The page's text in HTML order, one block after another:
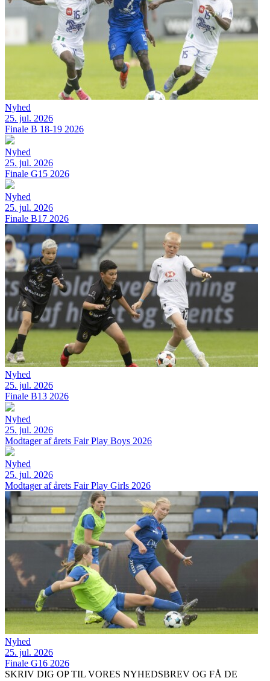
Nyhed
25. jul. 2026
Finale B 18-19 2026
Nyhed
25. jul. 2026
Finale G15 2026
Nyhed
25. jul. 2026
Finale B17 2026
Nyhed
25. jul. 2026
Finale B13 2026
Nyhed
25. jul. 2026
Modtager af årets Fair Play Boys 2026
Nyhed
25. jul. 2026
Modtager af årets Fair Play Girls 2026
Nyhed
25. jul. 2026
Finale G16 2026
SKRIV DIG OP TIL VORES NYHEDSBREV OG FÅ DE